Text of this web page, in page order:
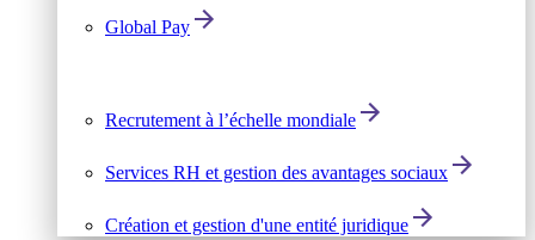
Global Pay
Recrutement à l’échelle mondiale
Services RH et gestion des avantages sociaux
Création et gestion d'une entité juridique